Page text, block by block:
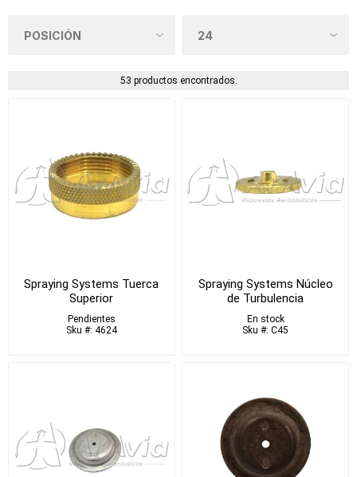
53 productos encontrados.
Spraying Systems Tuerca
Superior
Pendientes
Sku #: 4624
Spraying Systems Núcleo
de Turbulencia
En stock
Sku #: C45